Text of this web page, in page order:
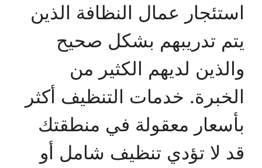
استئجار عمال النظافة الذين
يتم تدريبهم بشكل صحيح
والذين لديهم الكثير من
الخبرة. خدمات التنظيف أكثر
بأسعار معقولة في منطقتك
قد لا تؤدي تنظيف شامل أو